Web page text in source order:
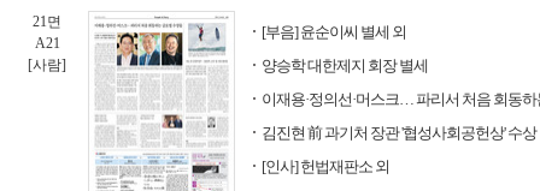
21면
A21
[사람]
[부음] 윤순이씨 별세 외
양승학 대한제지 회장 별세
이재용·정의선·머스크… 파리서 처음 회동
김진현 前 과기처 장관 '협성사회공헌상' 수상
[인사] 헌법재판소 외